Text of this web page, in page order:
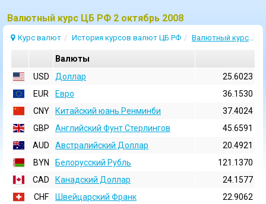
Bалютный курс ЦБ РФ 2 октябрь 2008
Курс валют История курсов валют ЦБ РФ Валютный курс 2 Октябрь 2008
Валюты
USD
Доллар
25.6023
EUR
Евро
36.1530
CNY
Китайский юань Ренминби
37.4024
GBP
Английский Фунт Стерлингов
45.6591
AUD
Австралийский Доллар
20.4921
BYN
Белорусский Рубль
121.1370
CAD
Канадский Доллар
24.1577
CHF
Швейцарский Франк
22.9062